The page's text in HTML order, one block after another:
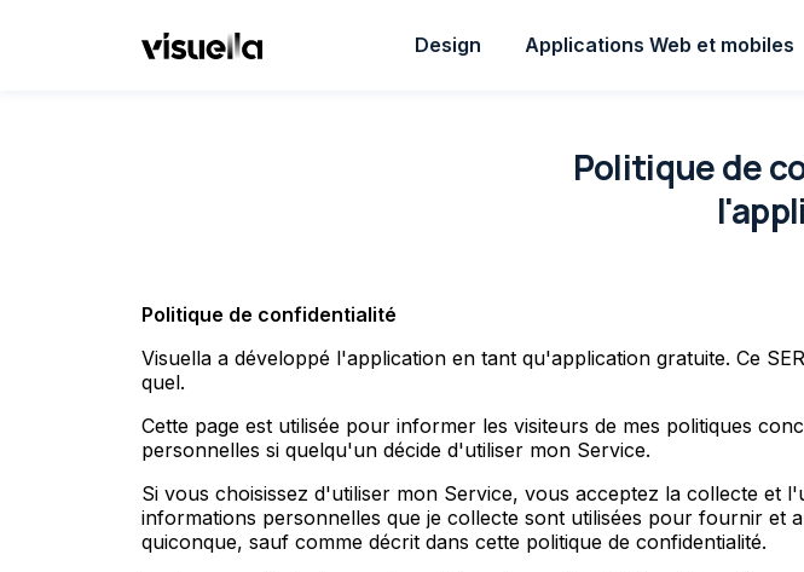
Design Applications Web et mobiles
Politique de
Politique de confidentialité
Visuella a développé l'application en tant qu'application gratuite. Ce
quel.
Cette page est utilisée pour informer les visiteurs de mes politiques
personnelles si quelqu'un décide d'utiliser mon Service.
Si vous choisissez d'utiliser mon Service, vous acceptez la collecte et
informations personnelles que je collecte sont utilisées pour fournir et
quiconque, sauf comme décrit dans cette politique de confidentialité.